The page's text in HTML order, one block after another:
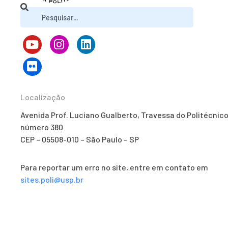
Localização
Avenida Prof. Luciano Gualberto, Travessa do
número 380
CEP – 05508-010 – São Paulo – SP
Para reportar um erro no site, entre em contato em
sites.poli@usp.br